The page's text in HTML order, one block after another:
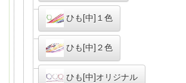
ひも[中]１色
ひも[中]２色
ひも[中]オリジナル